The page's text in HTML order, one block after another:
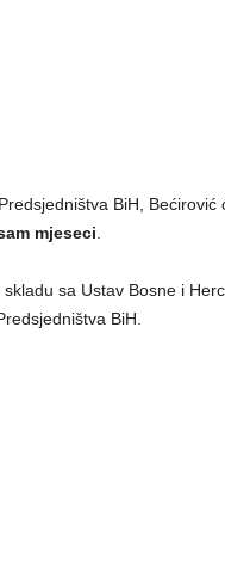
BiH, Bećirović
mjeseci.
sa Ustav Bosne i
BiH.